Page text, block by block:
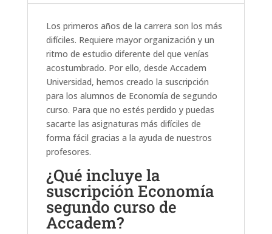
Los primeros años de la carrera son los más
difíciles. Requiere mayor organización y un
ritmo de estudio diferente del que venías
acostumbrado. Por ello, desde Accadem
Universidad, hemos creado la suscripción
para los alumnos de Economía de segundo
curso. Para que no estés perdido y puedas
sacarte las asignaturas más difíciles de
forma fácil gracias a la ayuda de nuestros
profesores.
¿Qué incluye la
suscripción Economía
segundo curso de
Accadem?